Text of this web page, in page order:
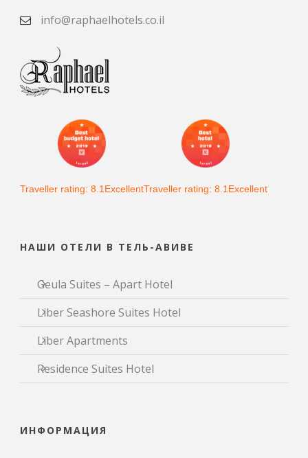
info@raphaelhotels.co.il
Traveller rating: 8.1ExcellentTraveller rating: 8.1Excellent
НАШИ ОТЕЛИ В ТЕЛЬ-АВИВЕ
Geula Suites – Apart Hotel
Liber Seashore Suites Hotel
Liber Apartments
Residence Suites Hotel
ИНФОРМАЦИЯ